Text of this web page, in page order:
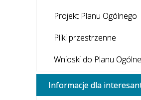
Projekt Planu Ogólnego
Pliki przestrzenne
Wnioski do Planu
Informacje dla